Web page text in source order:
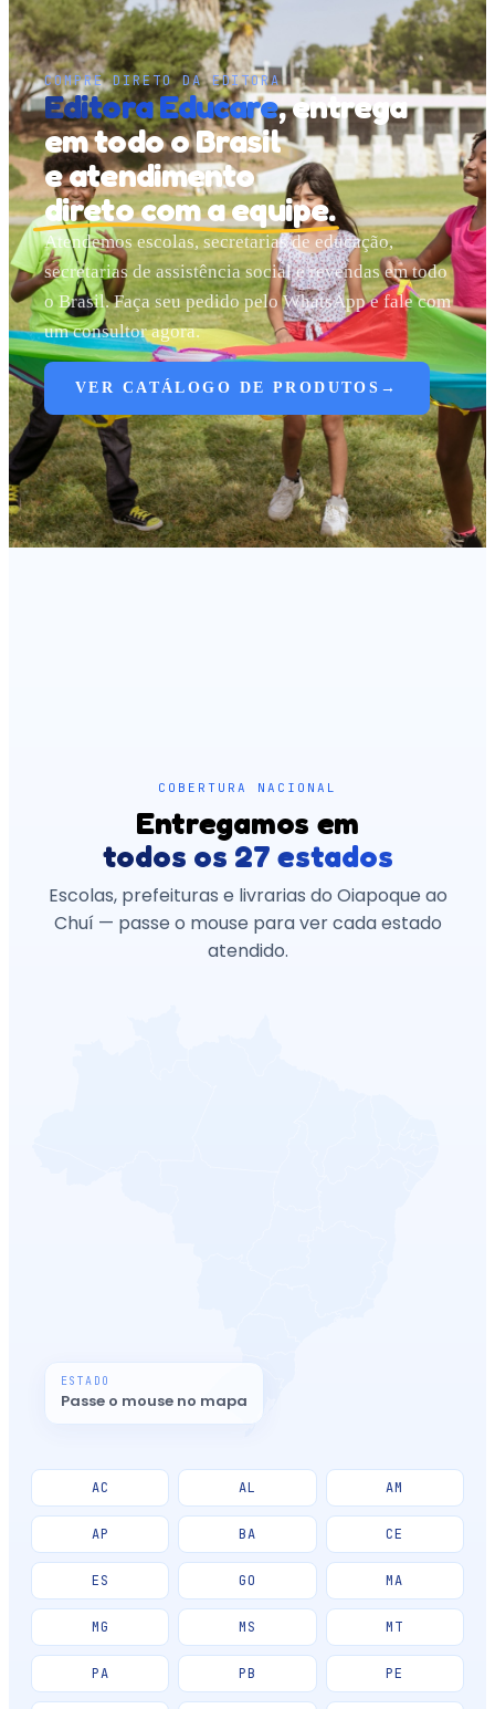
COMPRE DIRETO DA EDITORA
Editora Educare, entrega
em todo o Brasil
e atendimento
direto com a equipe.
Atendemos escolas, secretarias de educação,
secretarias de assistência social e revendas em todo
o Brasil. Faça seu pedido pelo WhatsApp e fale com
um consultor agora.
VER CATÁLOGO DE PRODUTOS →
COBERTURA NACIONAL
Entregamos em
todos os 27 estados
Escolas, prefeituras e livrarias do Oiapoque ao
Chuí — passe o mouse para ver cada estado
atendido.
ESTADO
Passe o mouse no mapa
AC AL AM
AP BA CE
ES GO MA
MG MS MT
PA PB PE